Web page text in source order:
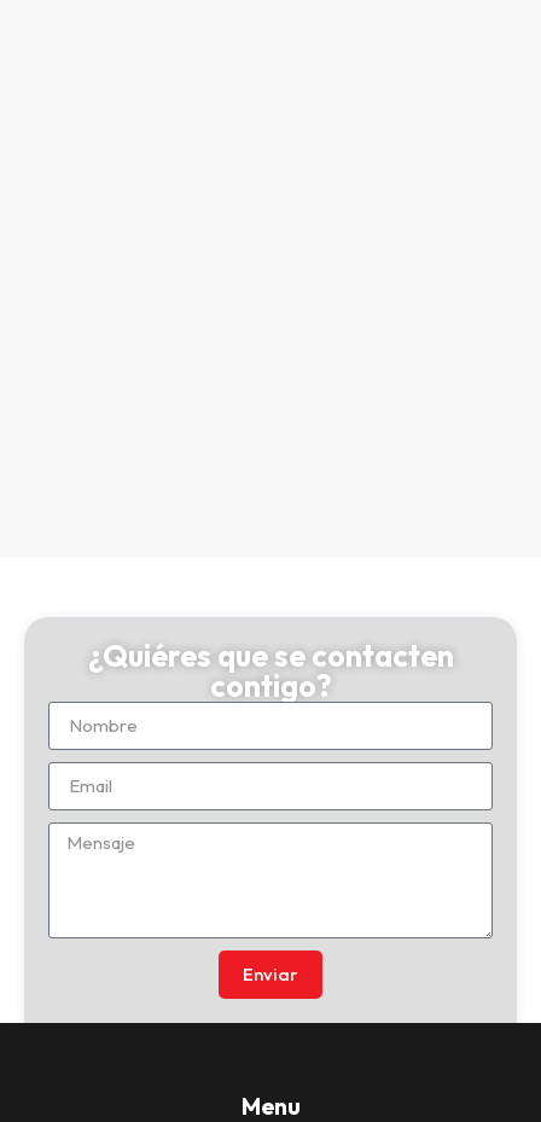
¿Quiéres que se contacten
contigo?
Enviar
Menu